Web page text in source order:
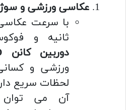
عکاسی ورزشی و
ثانیه و
دوربین کانن 90D
ورزشی و
لحظات سریع
آن می توان